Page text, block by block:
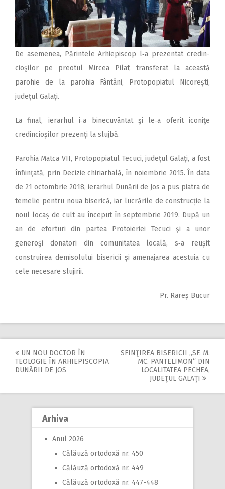
De asemenea, Părintele Ar­­hiepiscop l‑a prezentat credin­
cioşilor pe preotul Mircea Pilaf, transferat la această
parohie de la parohia Fântâni, Protopopiatul Nicoreşti,
judeţul Galaţi.
La final, ierarhul i‑a binecuvântat şi le‑a oferit iconiţe
credincioșilor prezenți la slujbă.
Parohia Matca VII, Protopopiatul Tecuci, judeţul Galaţi, a fost
înfiinţată, prin Decizie chiriarhală, în noiembrie 2015. În data
de 21 octombrie 2018, ierarhul Dunării de Jos a pus piatra de
temelie pentru noua biserică, iar lucrările de construcție la
noul locaș de cult au început în septembrie 2019. După un
an de eforturi din partea Protoieriei Tecuci şi a unor
generoşi donatori din comunitatea locală, s‑a reușit
construirea demisolului bisericii și amenajarea acestuia cu
cele necesare slujirii.
Pr. Rareș Bucur
Post
UN NOU DOCTOR ÎN
TEOLOGIE ÎN ARHIEPISCOPIA
DUNĂRII DE JOS
SFINŢIREA BISERICII „SF. M.
MC. PANTELIMON“ DIN
LOCALITATEA PECHEA,
JUDEŢUL GALAŢI
Arhiva
Anul 2026
Călăuză ortodoxă nr. 450
Călăuză ortodoxă nr. 449
Călăuză ortodoxă nr. 447-448